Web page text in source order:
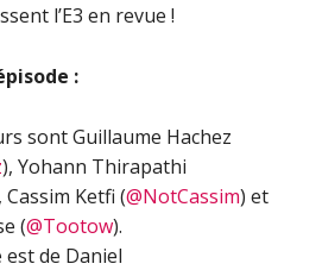
l’E3 en revue !
:
sont Guillaume Hachez
), Yohann Thirapathi
Cassim Ketfi (@NotCassim) et
(@Tootow).
de Daniel